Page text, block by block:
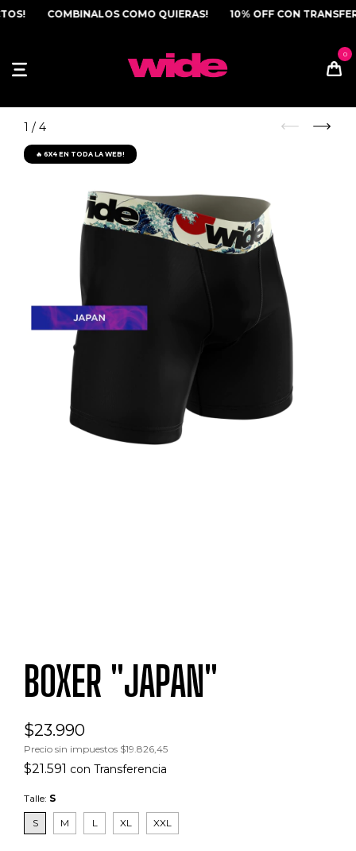
COMBINALOS COMO QUIERAS! 10% OFF CON
1 / 4
🔥 6X4 EN TODA LA WEB!
BOXER "JAPAN"
$23.990
Precio sin impuestos $19.826,45
$21.591 con Transferencia
Talle: S
S M L XL XXL